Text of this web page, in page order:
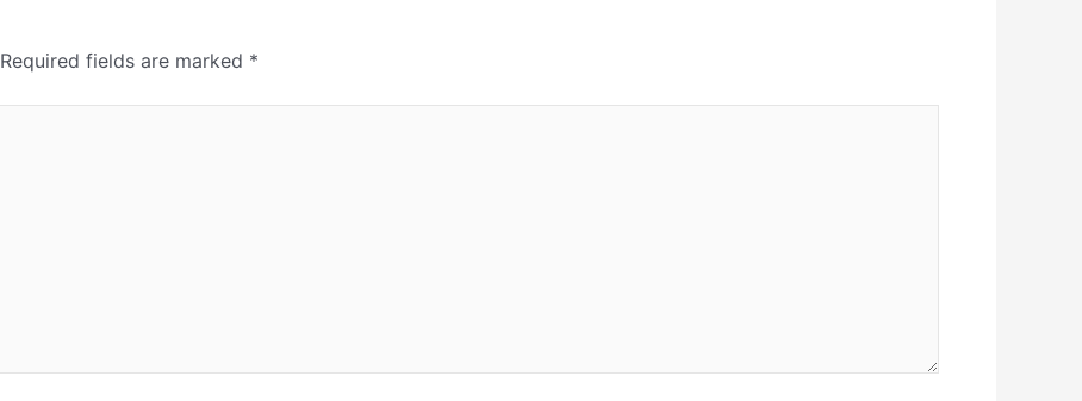
Required fields are marked *